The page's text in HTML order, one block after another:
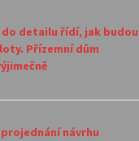
do detailu řídí, jak budou
Přízemní dům
návrhu